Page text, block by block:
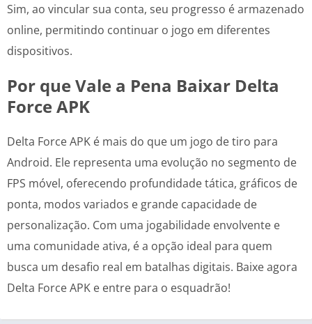
Sim, ao vincular sua conta, seu progresso é armazenado
online, permitindo continuar o jogo em diferentes
dispositivos.
Por que Vale a Pena Baixar Delta
Force APK
Delta Force APK é mais do que um jogo de tiro para
Android. Ele representa uma evolução no segmento de
FPS móvel, oferecendo profundidade tática, gráficos de
ponta, modos variados e grande capacidade de
personalização. Com uma jogabilidade envolvente e
uma comunidade ativa, é a opção ideal para quem
busca um desafio real em batalhas digitais. Baixe agora
Delta Force APK e entre para o esquadrão!